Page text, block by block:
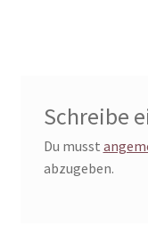
Schreibe
Du musst
abzugeben.